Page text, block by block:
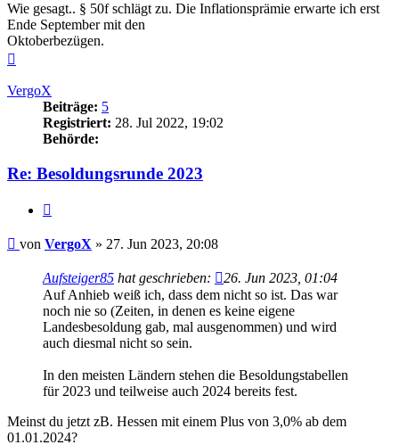
Wie gesagt.. § 50f schlägt zu. Die Inflationsprämie erwarte ich erst
Ende September mit den
Oktoberbezügen.
VergoX
Beiträge: 5
Registriert: 28. Jul 2022, 19:02
Behörde:
Re: Besoldungsrunde 2023
Beitrag
von VergoX » 27. Jun 2023, 20:08
Aufsteiger85 hat geschrieben:
26. Jun 2023, 01:04
Auf Anhieb weiß ich, dass dem nicht so ist. Das war
noch nie so (Zeiten, in denen es keine eigene
Landesbesoldung gab, mal ausgenommen) und wird
auch diesmal nicht so sein.
In den meisten Ländern stehen die Besoldungstabellen
für 2023 und teilweise auch 2024 bereits fest.
Meinst du jetzt zB. Hessen mit einem Plus von 3,0% ab dem
01.01.2024?